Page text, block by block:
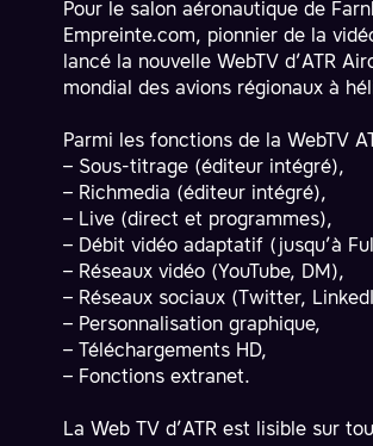
Pour le salon aéronautique de
Empreinte.com, pionnier de la
lancé la nouvelle WebTV d’ATR
mondial des avions régionaux à
Parmi les fonctions de la WebTV
– Sous-titrage (éditeur intégré),
– Richmedia (éditeur intégré),
– Live (direct et programmes),
– Débit vidéo adaptatif (jusqu’à
– Réseaux vidéo (YouTube, DM),
– Réseaux sociaux (Twitter,
– Personnalisation graphique,
– Téléchargements HD,
– Fonctions extranet.
La Web TV d’ATR est lisible sur